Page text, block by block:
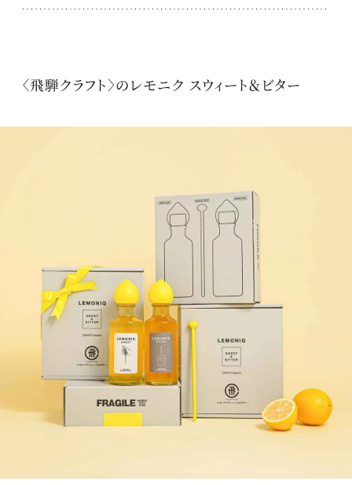
〈飛騨クラフト〉のレモニク スウィート＆ビター